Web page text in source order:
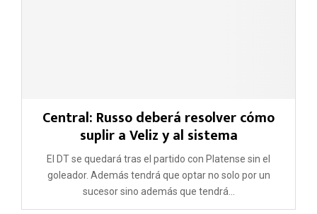
Central: Russo deberá resolver cómo
suplir a Veliz y al sistema
El DT se quedará tras el partido con Platense sin el
goleador. Además tendrá que optar no solo por un
sucesor sino además que tendrá...